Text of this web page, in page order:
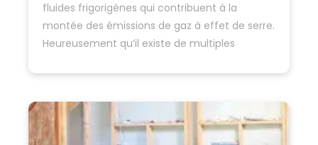
fluides frigorigènes qui contribuent à la
montée des émissions de gaz à effet de serre.
Heureusement qu’il existe de multiples
polluer l’environnement.